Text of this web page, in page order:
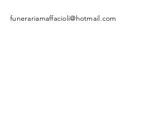
funerariamaffacioli@hotmail.com